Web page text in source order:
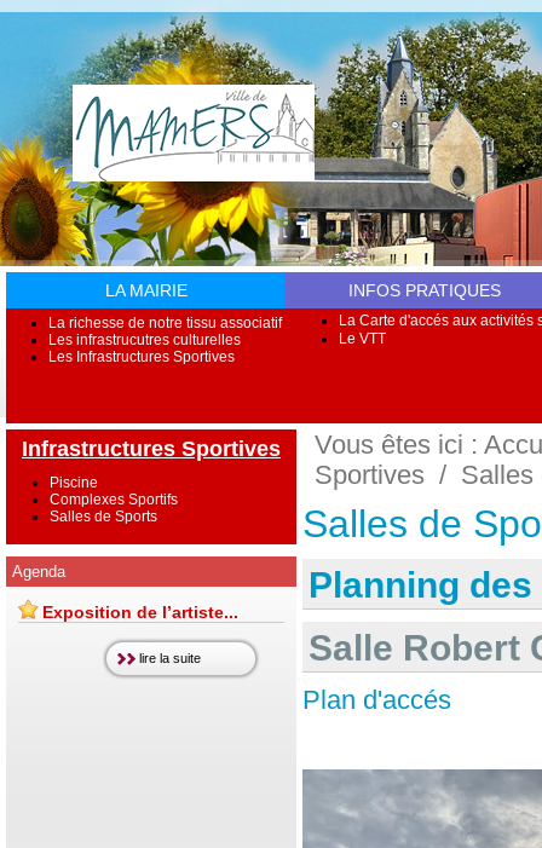
LA MAIRIE INFOS PRATIQUES
La richesse de notre tissu associatif
Les infrastrucutres culturelles
Les Infrastructures Sportives
Le VTT
La Carte d'accés aux activités
Vous êtes ici :
Sportives / Salles
Salles de
Planning
Salle Robert
Plan d'accés
Infrastructures Sportives
Piscine
Complexes Sportifs
Salles de Sports
Agenda
Exposition de l’artiste...
lire la suite